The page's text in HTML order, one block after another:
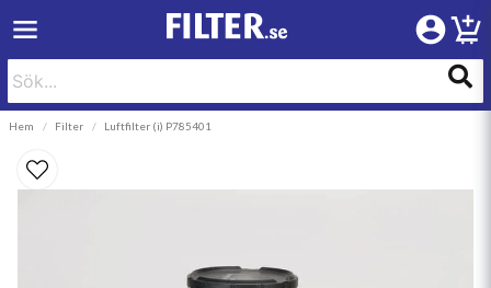
Hem Filter Luftfilter (i) P785401